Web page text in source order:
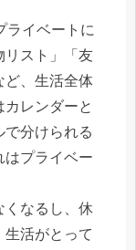
ライベートに
リスト」「友
ど、生活全体
レンダーと
分けられる
はプライベー
くなるし、休
生活がとって